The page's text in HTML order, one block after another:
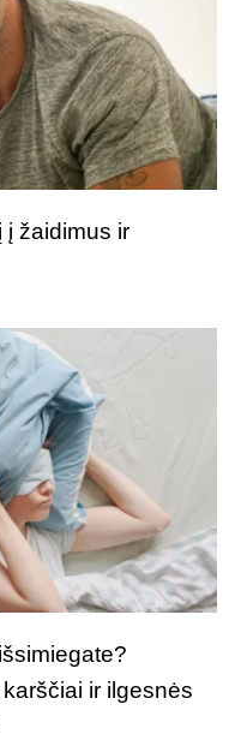
į žaidimus ir
ir ilgesnės